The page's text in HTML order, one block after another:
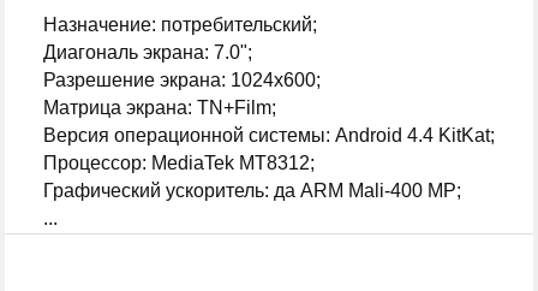
Назначение: потребительский;
Диагональ экрана: 7.0";
Разрешение экрана: 1024x600;
Матрица экрана: TN+Film;
Версия операционной системы: Android 4.4 KitKat;
Процессор: MediaTek MT8312;
Графический ускоритель: да ARM Mali-400 MP;
...